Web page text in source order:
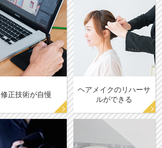
修正技術が自慢
ヘアメイクのリハーサ
ルができる